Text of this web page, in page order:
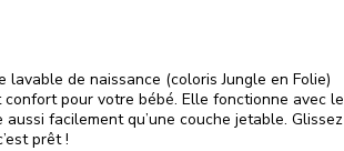
lavable de naissance (coloris Jungle en Folie)
confort pour votre bébé. Elle fonctionne avec le
facilement qu’une couche jetable. Glissez
prêt !